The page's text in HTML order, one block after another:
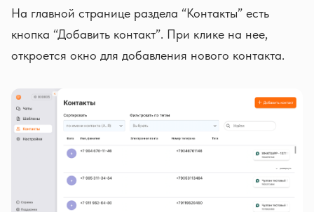
На главной странице раздела “Контакты” есть
кнопка “Добавить контакт”. При клике на нее,
откроется окно для добавления нового контакта.